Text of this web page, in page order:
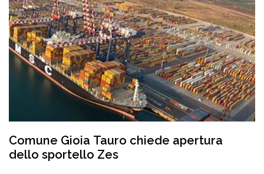
Comune Gioia Tauro chiede apertura
dello sportello Zes